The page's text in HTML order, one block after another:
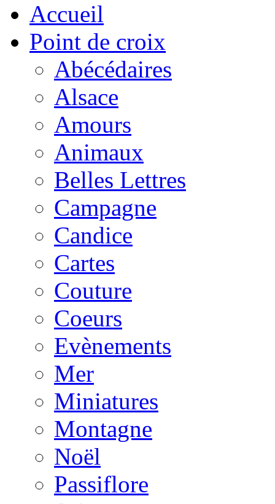
Accueil
Point de croix
Abécédaires
Alsace
Amours
Animaux
Belles Lettres
Campagne
Candice
Cartes
Couture
Coeurs
Evènements
Mer
Miniatures
Montagne
Noël
Passiflore